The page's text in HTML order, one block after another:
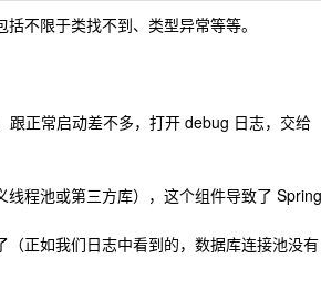
不限于类找不到、类型异常等等。
正常启动差不多，打开 debug 日志，交给
程池或第三方库），这个组件导致了 Spring
正如我们日志中看到的，数据库连接池没有